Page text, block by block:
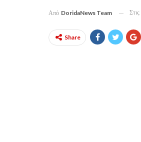
Από DoridaNews Team Στις
Share